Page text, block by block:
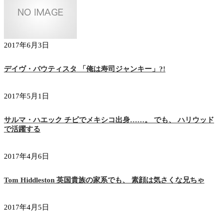
2017年6月3日
デイヴ・バウティスタ 「俺は寿司ジャンキー」?!
2017年5月1日
サルマ・ハエック チビでメキシコ出身……。 でも、 ハリウッド
で活躍する
2017年4月6日
Tom Hiddleston 英国貴族の家系でも、 素顔は気さくな兄ちゃ
2017年4月5日